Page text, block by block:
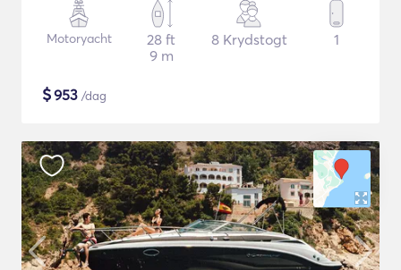
Motoryacht
28 ft
9 m
8 Krydstogt 1
$953 /dag